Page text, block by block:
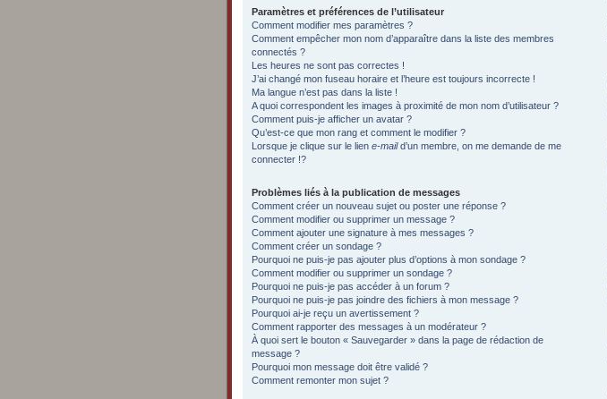
Paramètres et préférences de l’utilisateur
Comment modifier mes paramètres ?
Comment empêcher mon nom d’apparaître dans la liste des membres
connectés ?
Les heures ne sont pas correctes !
J’ai changé mon fuseau horaire et l’heure est toujours incorrecte !
Ma langue n’est pas dans la liste !
A quoi correspondent les images à proximité de mon nom d’utilisateur ?
Comment puis-je afficher un avatar ?
Qu’est-ce que mon rang et comment le modifier ?
Lorsque je clique sur le lien e-maild’un membre, on me demande de me
connecter !?
Problèmes liés à la publication de messages
Comment créer un nouveau sujet ou poster une réponse ?
Comment modifier ou supprimer un message ?
Comment ajouter une signature à mes messages ?
Comment créer un sondage ?
Pourquoi ne puis-je pas ajouter plus d’options à mon sondage ?
Comment modifier ou supprimer un sondage ?
Pourquoi ne puis-je pas accéder à un forum ?
Pourquoi ne puis-je pas joindre des fichiers à mon message ?
Pourquoi ai-je reçu un avertissement ?
Comment rapporter des messages à un modérateur ?
À quoi sert le bouton « Sauvegarder » dans la page de rédaction de
message ?
Pourquoi mon message doit être validé ?
Comment remonter mon sujet ?